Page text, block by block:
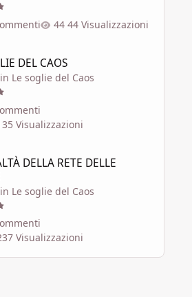
44 Visualizzazioni
DEL CAOS
in Le soglie del Caos
Visualizzazioni
DELLA RETE DELLE
in Le soglie del Caos
Visualizzazioni